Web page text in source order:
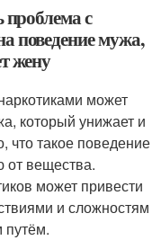
с
поведение мужа,
жену
может
который унижает и
что такое поведение
от вещества.
может привести
и сложностям